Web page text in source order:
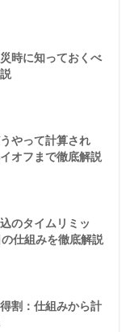
時に知っておくべ
やって計算され
オフまで徹底解説
のタイムリミッ
仕組みを徹底解説
割：仕組みから計